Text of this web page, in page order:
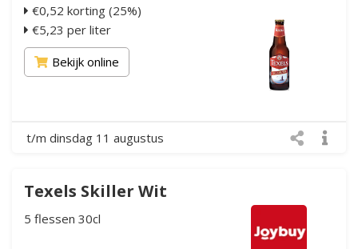
€0,52 korting (25%)
€5,23 per liter
Bekijk online
t/m dinsdag 11 augustus
Texels Skiller Wit
5 flessen 30cl